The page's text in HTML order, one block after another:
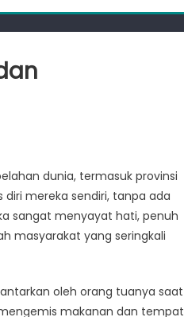
dunia, termasuk provinsi
mereka sendiri, tanpa ada
sangat menyayat hati, penuh
masyarakat yang seringkali
oleh orang tuanya saat
makanan dan tempat